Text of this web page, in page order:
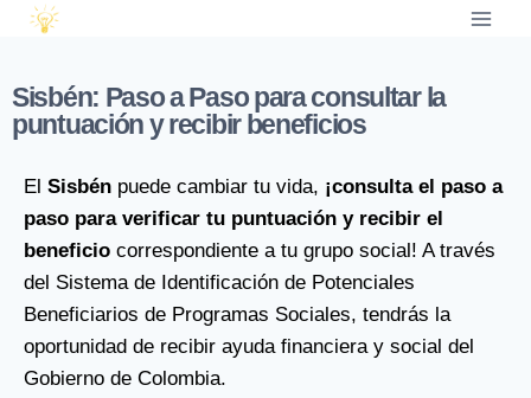
Sisbén: Paso a Paso para consultar la
puntuación y recibir beneficios
El Sisbén puede cambiar tu vida, ¡consulta el paso a
paso para verificar tu puntuación y recibir el
beneficio correspondiente a tu grupo social! A través
del Sistema de Identificación de Potenciales
Beneficiarios de Programas Sociales, tendrás la
oportunidad de recibir ayuda financiera y social del
Gobierno de Colombia.